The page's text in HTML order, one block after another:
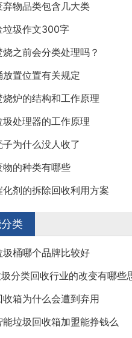
弃物品类包含几大类
垃圾作文300字
之前会分类处理吗？
放置位置有关规定
烧炉的结构和工作原理
圾处理器的工作原理
子为什么没人收了
物的种类有哪些
化剂的拆除回收利用方案
类
圾桶哪个品牌比较好
分类回收行业的改变有哪些
收箱为什么会遭到弃用
能垃圾回收箱加盟能挣钱么